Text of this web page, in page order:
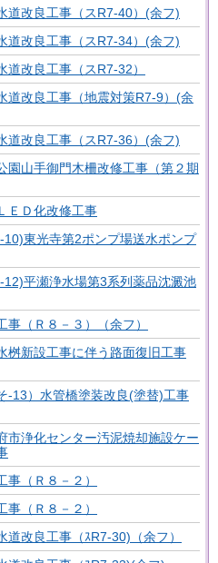
道改良工事（スR7-40）(余フ)
道改良工事（スR7-34）(余フ)
道改良工事（スR7-32）
道改良工事（地震対策R7-9）(余
道改良工事（スR7-36）(余フ)
園山手御門木柵改修工事（第２期
ＥＤ化改修工事
10)東光寺第2ポンプ場送水ポンプ
12)平瀬浄水場第3系列薬品沈澱池
事（Ｒ８－３）（余フ）
桝新設工事に伴う路面復旧工事
-13）水管橋塗装改良(塗替)工事
市浄化センター汚泥焼却施設ケー
事（Ｒ８－２）
事（Ｒ８－２）
道改良工事（ｽR7-30)（余フ）